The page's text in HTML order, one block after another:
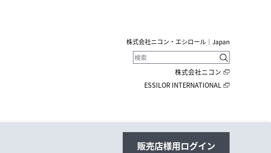
株式会社ニコン・エシロール｜Japan
株式会社ニコン
ESSILOR INTERNATIONAL
販売店様用ログイン